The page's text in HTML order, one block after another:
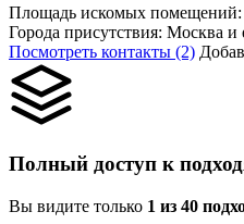
Площадь искомых помещений:
Города присутствия: Москва и
Посмотреть контакты (2)
Полный доступ к
Вы видите только 1 из 40